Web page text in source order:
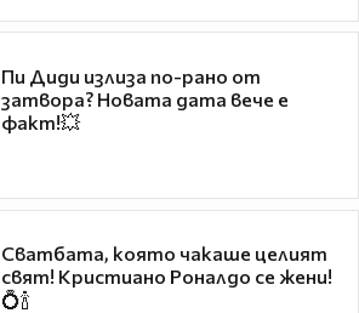
Пи Диди излиза по-рано от
затвора? Новата дата вече е
факт!💥
Сватбата, която чакаше целият
свят! Кристиано Роналдо се жени!
💍🍾